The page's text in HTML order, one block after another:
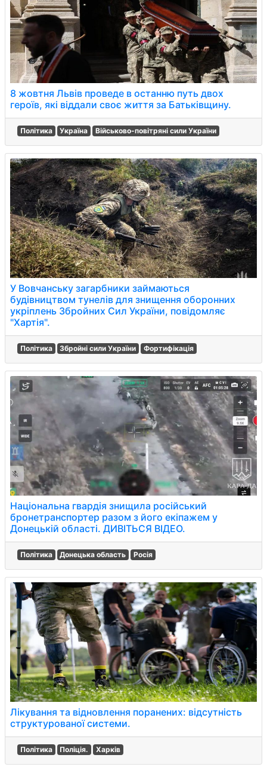
8 жовтня Львів проведе в останню путь двох
героїв, які віддали своє життя за Батьківщину.
Політика Україна Військово-повітряні сили України
У Вовчанську загарбники займаються
будівництвом тунелів для знищення оборонних
укріплень Збройних Сил України, повідомляє
"Хартія".
Політика Збройні сили України Фортифікація
Національна гвардія знищила російський
бронетранспортер разом з його екіпажем у
Донецькій області. ДИВІТЬСЯ ВІДЕО.
Політика Донецька область Росія
Лікування та відновлення поранених: відсутність
структурованої системи.
Політика Поліція. Харків